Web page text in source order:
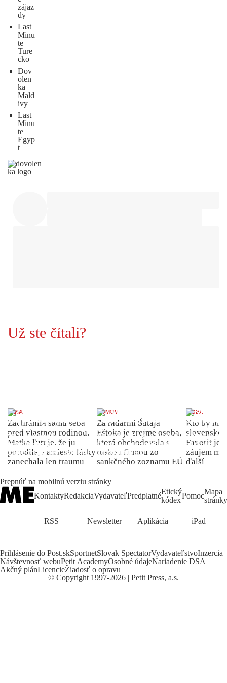
zájaz
dy
Last
Minu
te
Ture
cko
Dov
olen
ka
Mald
ivy
Last
Minu
te
Egyp
t
Už ste čítali?
ŽENA
Zachránila samu seba
pred vlastnou rodinou.
Matka ľutuje, že ju
porodila, namiesto lásky
zanechala len traumu
DOMOV
Za radarmi Šutaja
Eštoka je zrejme osoba,
ktorá obchodovala s
ruskou firmou zo
sankčného zoznamu EÚ
INDEX
Kto by
slovenské
Favorit je
záujem
ďalší
Prepnúť na mobilnú verziu stránky
KontaktyRedakciaVydavateľPredplatnéEtický
kódexPomocMapa
stránky
RSS Newsletter Aplikácia iPad
Prihlásenie do Post.skSportnetSlovak SpectatorVydavateľstvoInzercia
Návštevnosť webuPetit AcademyOsobné údajeNariadenie DSA
Akčný plánLicencieŽiadosť o opravu
© Copyright 1997-2026 | Petit Press, a.s.